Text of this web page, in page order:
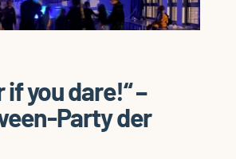
if you dare!“ –
Party der